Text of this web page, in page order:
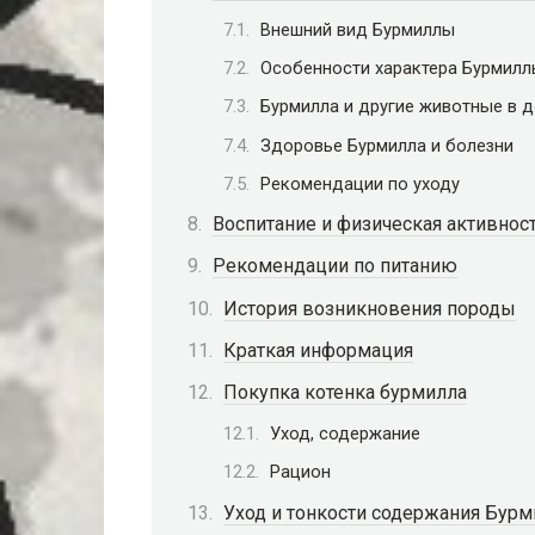
Внешний вид Бурмиллы
Особенности характера
Бурмилла и другие животные в
Здоровье Бурмилла и болезни
Рекомендации по уходу
Воспитание и физическая
Рекомендации по питанию
История возникновения породы
Краткая информация
Покупка котенка бурмилла
Уход, содержание
Рацион
Уход и тонкости содержания